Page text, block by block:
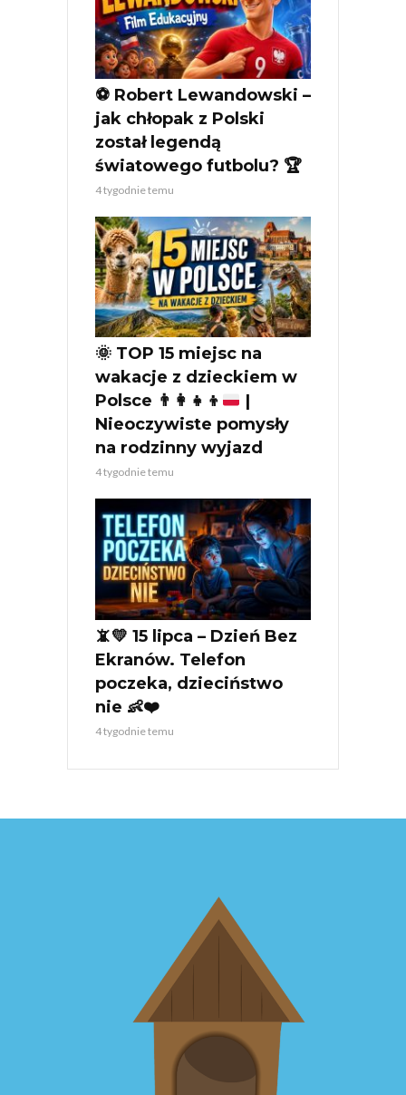
⚽ Robert Lewandowski –
jak chłopak z Polski
został legendą
światowego futbolu? 🏆
4 tygodnie temu
🌞 TOP 15 miejsc na
wakacje z dzieckiem w
Polsce 👨‍👩‍👧‍👦
|
Nieoczywiste pomysły
na rodzinny wyjazd
4 tygodnie temu
📵💛 15 lipca – Dzień Bez
Ekranów. Telefon
poczeka, dzieciństwo
nie 👶❤️
4 tygodnie temu